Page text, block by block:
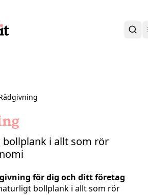
i allt som rör
för dig och ditt företag
bollplank i allt som rör